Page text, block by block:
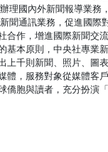
理國內外新聞報導業務
聞通訊業務，促進國際
合作，增進國際新聞交流
基本原則，中央社專業新
上千則新聞、照片、圖
體，服務對象從媒體客
僑胞與讀者，充分扮演